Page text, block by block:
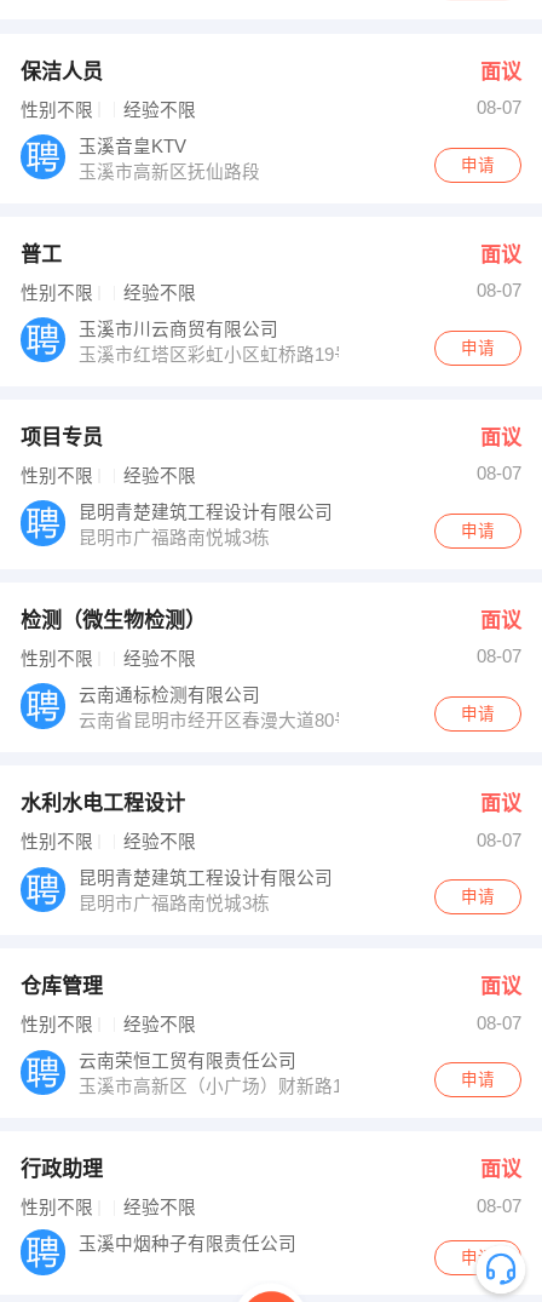
保洁人员 面议
性别不限 经验不限
08-07
玉溪音皇KTV
玉溪市高新区抚仙路段
申请
普工 面议
性别不限 经验不限
08-07
玉溪市川云商贸有限公司
玉溪市红塔区彩虹小区虹桥路19号
申请
项目专员 面议
性别不限 经验不限
08-07
昆明青楚建筑工程设计有限公司
昆明市广福路南悦城3栋
申请
检测（微生物检测） 面议
性别不限 经验不限
08-07
云南通标检测有限公司
云南省昆明市经开区春漫大道80号云南海归创业园火炬
申请
水利水电工程设计 面议
性别不限 经验不限
08-07
昆明青楚建筑工程设计有限公司
昆明市广福路南悦城3栋
申请
仓库管理 面议
性别不限 经验不限
08-07
云南荣恒工贸有限责任公司
玉溪市高新区（小广场）财新路10号4楼
申请
行政助理 面议
性别不限 经验不限
08-07
玉溪中烟种子有限责任公司
申请